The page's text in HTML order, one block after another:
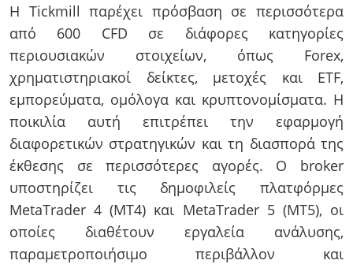
Η Tickmill παρέχει πρόσβαση σε περισσότερα
από 600 CFD σε διάφορες κατηγορίες
περιουσιακών στοιχείων, όπως Forex,
χρηματιστηριακοί δείκτες, μετοχές και ETF,
εμπορεύματα, ομόλογα και κρυπτονομίσματα. Η
ποικιλία αυτή επιτρέπει την εφαρμογή
διαφορετικών στρατηγικών και τη διασπορά της
έκθεσης σε περισσότερες αγορές. Ο broker
υποστηρίζει τις δημοφιλείς πλατφόρμες
MetaTrader 4 (MT4) και MetaTrader 5 (MT5), οι
οποίες διαθέτουν εργαλεία ανάλυσης,
παραμετροποιήσιμο περιβάλλον και